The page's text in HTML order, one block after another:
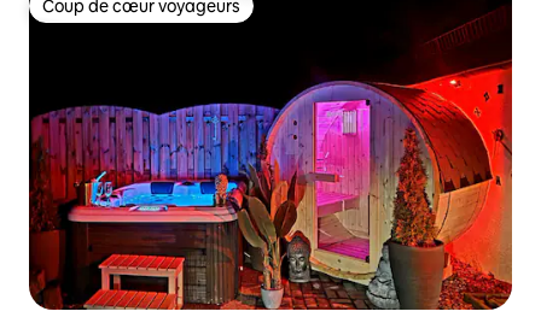
Coup de cœur voyageurs
Coup de cœur voyageurs